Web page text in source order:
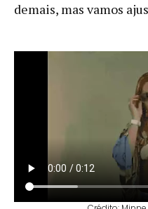
demais, mas vamos